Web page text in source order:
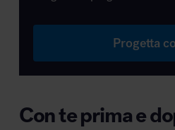
Progetta
Con te prima e